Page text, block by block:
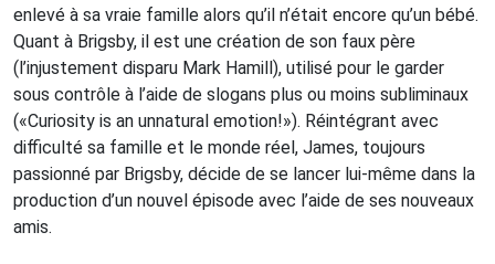
enlevé à sa vraie famille alors qu’il n’était encore qu’un bébé.
Quant à Brigsby, il est une création de son faux père
(l’injustement disparu Mark Hamill), utilisé pour le garder
sous contrôle à l’aide de slogans plus ou moins subliminaux
(«Curiosity is an unnatural emotion!»). Réintégrant avec
difficulté sa famille et le monde réel, James, toujours
passionné par Brigsby, décide de se lancer lui-même dans la
production d’un nouvel épisode avec l’aide de ses nouveaux
amis.